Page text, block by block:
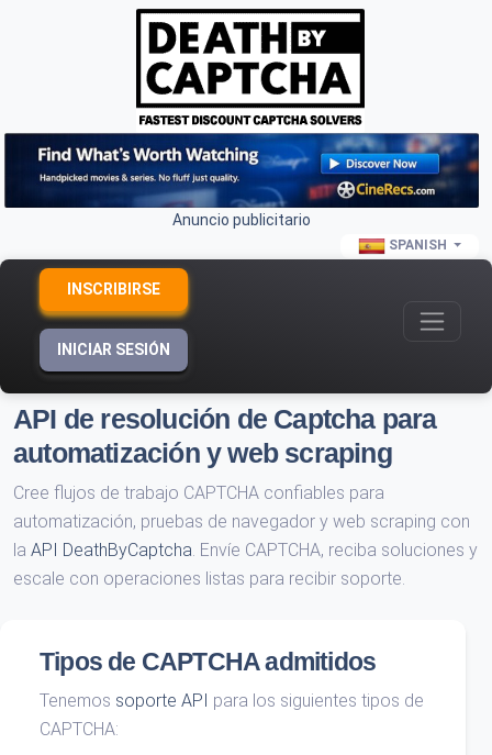
Anuncio publicitario
SPANISH
INSCRIBIRSE
INICIAR SESIÓN
API de resolución de Captcha para
automatización y web scraping
Cree flujos de trabajo CAPTCHA confiables para
automatización, pruebas de navegador y web scraping con
la API DeathByCaptcha . Envíe CAPTCHA, reciba soluciones y
escale con operaciones listas para recibir soporte.
Tipos de CAPTCHA admitidos
Tenemos soporte API para los siguientes tipos de
CAPTCHA: